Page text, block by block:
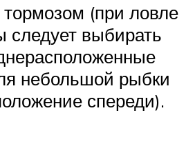
(при ловле
выбирать
небольшой рыбки
спереди).